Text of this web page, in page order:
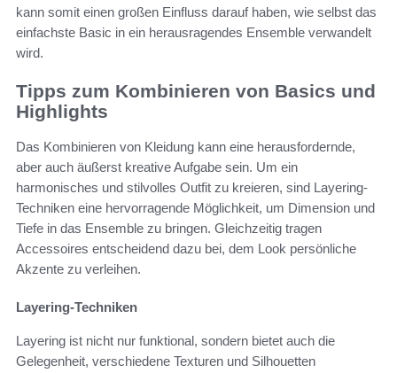
kann somit einen großen Einfluss darauf haben, wie selbst das
einfachste Basic in ein herausragendes Ensemble verwandelt
wird.
Tipps zum Kombinieren von Basics und
Highlights
Das Kombinieren von Kleidung kann eine herausfordernde,
aber auch äußerst kreative Aufgabe sein. Um ein
harmonisches und stilvolles Outfit zu kreieren, sind Layering-
Techniken eine hervorragende Möglichkeit, um Dimension und
Tiefe in das Ensemble zu bringen. Gleichzeitig tragen
Accessoires entscheidend dazu bei, dem Look persönliche
Akzente zu verleihen.
Layering-Techniken
Layering ist nicht nur funktional, sondern bietet auch die
Gelegenheit, verschiedene Texturen und Silhouetten